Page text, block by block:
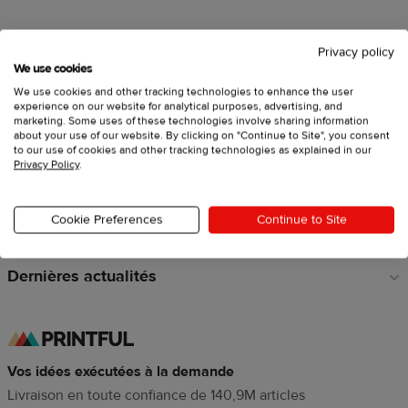
pied
de
page
Vendez avec Printful
Créez des produits personnalisés
Explorez
À propos de Printful
Dernières actualités
Vos idées exécutées à la demande
Livraison en toute confiance de 140,9M articles
Privacy policy
We use cookies
We use cookies and other tracking technologies to enhance the user
experience on our website for analytical purposes, advertising, and
marketing. Some uses of these technologies involve sharing information
about your use of our website. By clicking on "Continue to Site", you consent
to our use of cookies and other tracking technologies as explained in our
Privacy Policy.
Cookie Preferences Continue to Site